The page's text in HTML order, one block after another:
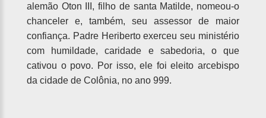
alemão Oton III, filho de santa Matilde, nomeou-o
chanceler e, também, seu assessor de maior
confiança. Padre Heriberto exerceu seu ministério
com humildade, caridade e sabedoria, o que
cativou o povo. Por isso, ele foi eleito arcebispo
da cidade de Colônia, no ano 999.